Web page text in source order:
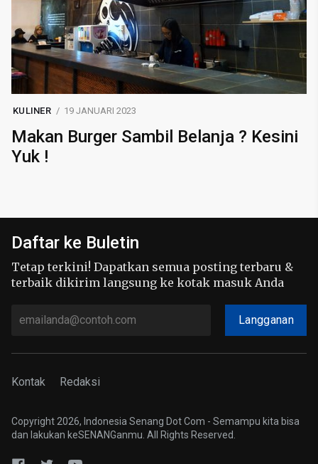
KULINER 19 JANUARI 2023
Makan Burger Sambil Belanja ? Kesini
Yuk !
Daftar ke Buletin
Tetap terkini! Dapatkan semua posting terbaru &
terbaik dikirim langsung ke kotak masuk Anda
Langganan
Kontak Redaksi
Copyright 2026, Indonesia Senang Dot Com - Semampu kita bisa
dan lakukan keSENANGanmu. All Rights Reserved.